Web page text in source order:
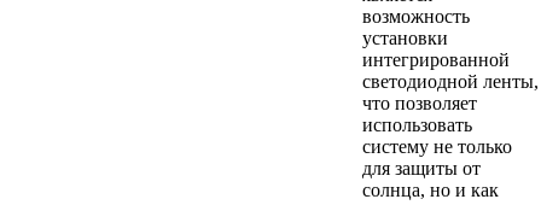
возможность
установки
интегрированной
светодиодной ленты,
что позволяет
использовать
систему не только
для защиты от
солнца, но и как